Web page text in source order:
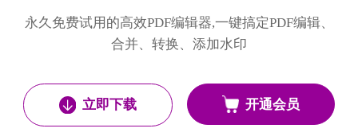
永久免费试用的高效PDF编辑器,一键搞定PDF编辑、
合并、转换、添加水印
立即下载 开通会员